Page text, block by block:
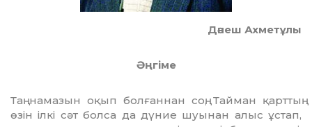
Дәнеш Ахметұлы
Әңгіме
Таң намазын оқып болғаннан соң, Тайман қарттың
өзін ілкі сәт болса да дүние шуы­нан алыс ұстап,